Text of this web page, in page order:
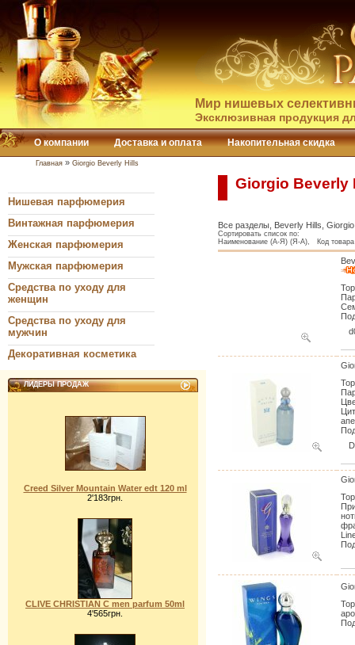
Мир нишевых
Эксклюзивная продукция
О компании Доставка и оплата Накопительная скидка
Главная » Giorgio Beverly Hills
Нишевая парфюмерия
Винтажная парфюмерия
Женская парфюмерия
Мужская парфюмерия
Средства по уходу для
женщин
Средства по уходу для
мужчин
Декоративная косметика
ЛИДЕРЫ ПРОДАЖ
Creed Silver Mountain Water edt 120 ml
2'183грн.
CLIVE CHRISTIAN C men parfum 50ml
4'565грн.
Giorgio Beverly
Все разделы, Beverly Hills,
Сортировать список по:
Наименование (А-Я) (Я-А), Код